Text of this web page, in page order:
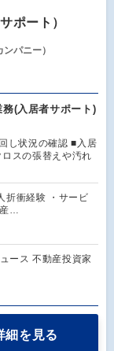
ポート）
パニー）
(入居者サポート)
し状況の確認 ■入居
スの張替えや汚れ
折衝経験 ・サービ
…
ース 不動産投資家
細を見る